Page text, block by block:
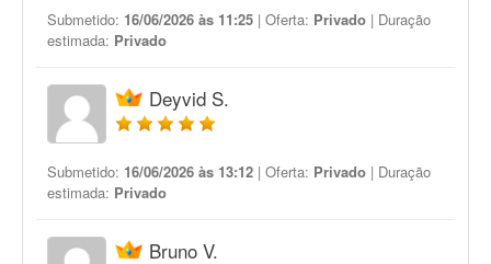
Submetido: 16/06/2026 às 11:25 | Oferta: Privado | Duração
estimada: Privado
Deyvid S.
Submetido: 16/06/2026 às 13:12 | Oferta: Privado | Duração
estimada: Privado
Bruno V.